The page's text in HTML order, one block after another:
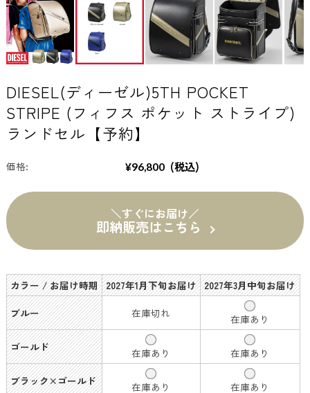
DIESEL(ディーゼル)5TH POCKET
STRIPE (フィフス ポケット ストライプ)
ランドセル【予約】
価格: ¥96,800 (税込)
＼すぐにお届け／
即納販売はこちら
カラー / お届け時期 2027年1月下旬お届け 2027年3月中旬お届け
ブルー
在庫切れ
在庫あり
ゴールド
在庫あり
在庫あり
ブラック×ゴールド
在庫あり
在庫あり